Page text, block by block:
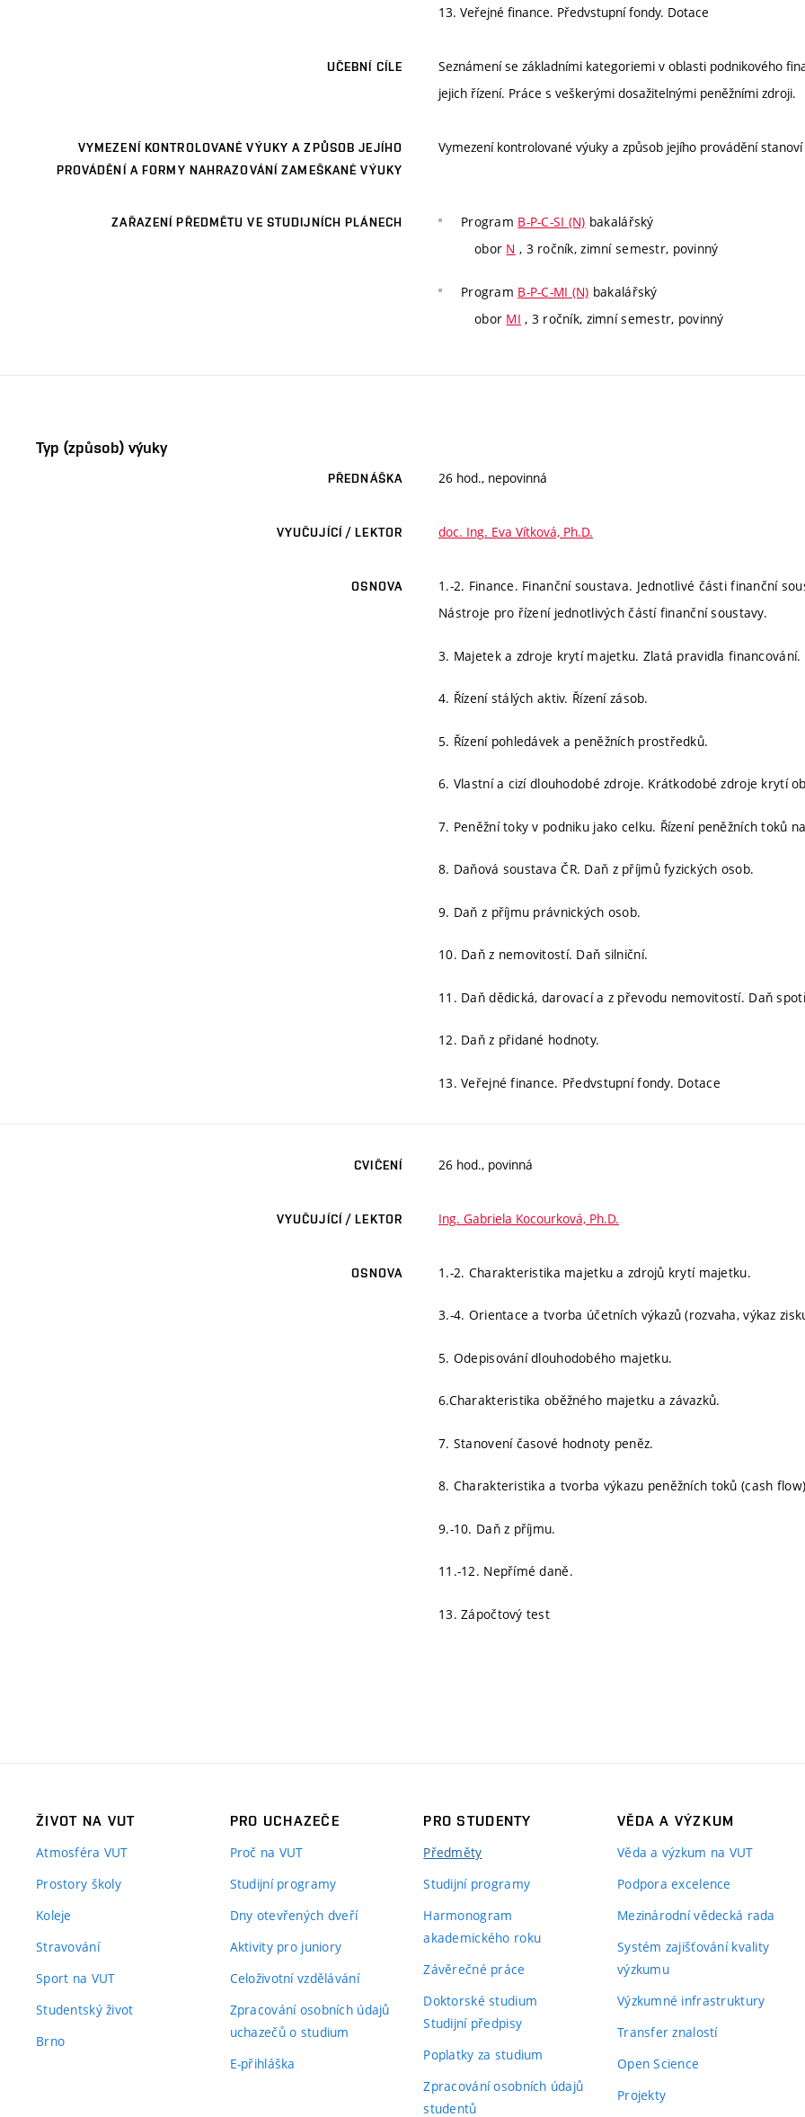
13. Veřejné finance. Předvstupní fondy. Dotace
UČEBNÍ CÍLE
Seznámení se základními kategoriemi v oblasti podnikového
jejich řízení. Práce s veškerými dosažitelnými peněžními zdroji.
VYMEZENÍ KONTROLOVANÉ VÝUKY A ZPŮSOB JEJÍHO
PROVÁDĚNÍ A FORMY NAHRAZOVÁNÍ ZAMEŠKANÉ VÝUKY
Vymezení kontrolované výuky a způsob jejího provádění
ZAŘAZENÍ PŘEDMĚTU VE STUDIJNÍCH PLÁNECH Program B-P-C-SI (N) bakalářský
obor N , 3 ročník, zimní semestr, povinný
Program B-P-C-MI (N) bakalářský
obor MI , 3 ročník, zimní semestr, povinný
Typ (způsob) výuky
PŘEDNÁŠKA 26 hod., nepovinná
VYUČUJÍCÍ / LEKTOR doc. Ing. Eva Vítková, Ph.D.
OSNOVA
1.-2. Finance. Finanční soustava. Jednotlivé části finanční
Nástroje pro řízení jednotlivých částí finanční soustavy.
3. Majetek a zdroje krytí majetku. Zlatá pravidla financování.
4. Řízení stálých aktiv. Řízení zásob.
5. Řízení pohledávek a peněžních prostředků.
6. Vlastní a cizí dlouhodobé zdroje. Krátkodobé zdroje krytí
7. Peněžní toky v podniku jako celku. Řízení peněžních toků
8. Daňová soustava ČR. Daň z příjmů fyzických osob.
9. Daň z příjmu právnických osob.
10. Daň z nemovitostí. Daň silniční.
11. Daň dědická, darovací a z převodu nemovitostí. Daň
12. Daň z přidané hodnoty.
13. Veřejné finance. Předvstupní fondy. Dotace
CVIČENÍ 26 hod., povinná
VYUČUJÍCÍ / LEKTOR Ing. Gabriela Kocourková, Ph.D.
OSNOVA 1.-2. Charakteristika majetku a zdrojů krytí majetku.
3.-4. Orientace a tvorba účetních výkazů (rozvaha, výkaz
5. Odepisování dlouhodobého majetku.
6.Charakteristika oběžného majetku a závazků.
7. Stanovení časové hodnoty peněz.
8. Charakteristika a tvorba výkazu peněžních toků (cash
9.-10. Daň z příjmu.
11.-12. Nepřímé daně.
13. Zápočtový test
ŽIVOT NA VUT
Atmosféra VUT
Prostory školy
Koleje
Stravování
Sport na VUT
Studentský život
Brno
PRO UCHAZEČE
Proč na VUT
Studijní programy
Dny otevřených dveří
Aktivity pro juniory
Celoživotní vzdělávání
Zpracování osobních údajů
uchazečů o studium
E-přihláška
PRO STUDENTY
Předměty
Studijní programy
Harmonogram
akademického roku
Závěrečné práce
Doktorské studium
Studijní předpisy
Poplatky za studium
Zpracování osobních údajů
studentů
VĚDA A VÝZKUM
Věda a výzkum na VUT
Podpora excelence
Mezinárodní vědecká rada
Systém zajišťování kvality
výzkumu
Výzkumné infrastruktury
Transfer znalostí
Open Science
Projekty